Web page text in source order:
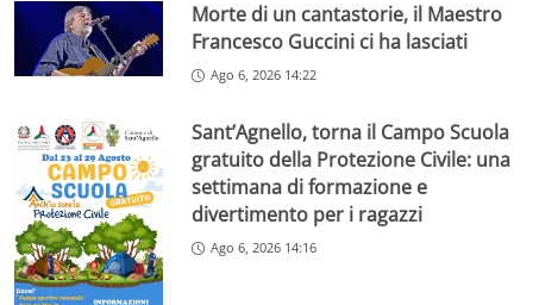
Morte di un cantastorie, il Maestro
Francesco Guccini ci ha lasciati
Ago 6, 2026 14:22
Sant’Agnello, torna il Campo Scuola
gratuito della Protezione Civile: una
settimana di formazione e
divertimento per i ragazzi
Ago 6, 2026 14:16